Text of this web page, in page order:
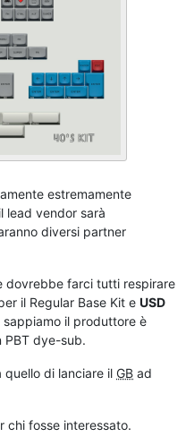
estremamente
lead vendor sarà
diversi partner
dovrebbe farci tutti respirare
il Regular Base Kit e USD
il produttore è
PBT dye-sub.
quello di lanciare il GB ad
chi fosse interessato.